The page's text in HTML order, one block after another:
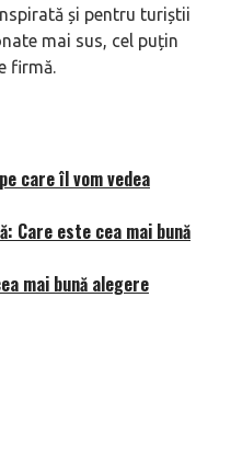
și pentru turiștii
mai sus, cel puțin
firmă.
care îl vom vedea
Care este cea mai bună
mai bună alegere